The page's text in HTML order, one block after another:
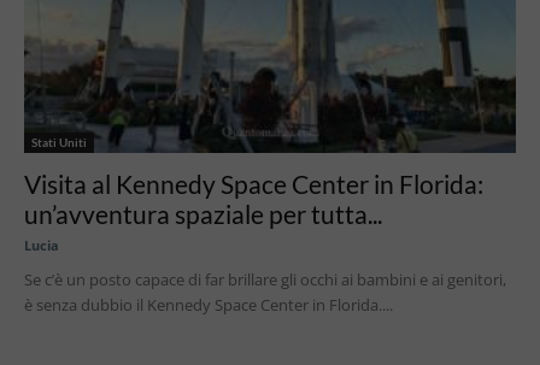
Stati Uniti
Visita al Kennedy Space Center in Florida:
un’avventura spaziale per tutta...
Lucia
Se c’è un posto capace di far brillare gli occhi ai bambini e ai genitori,
è senza dubbio il Kennedy Space Center in Florida....